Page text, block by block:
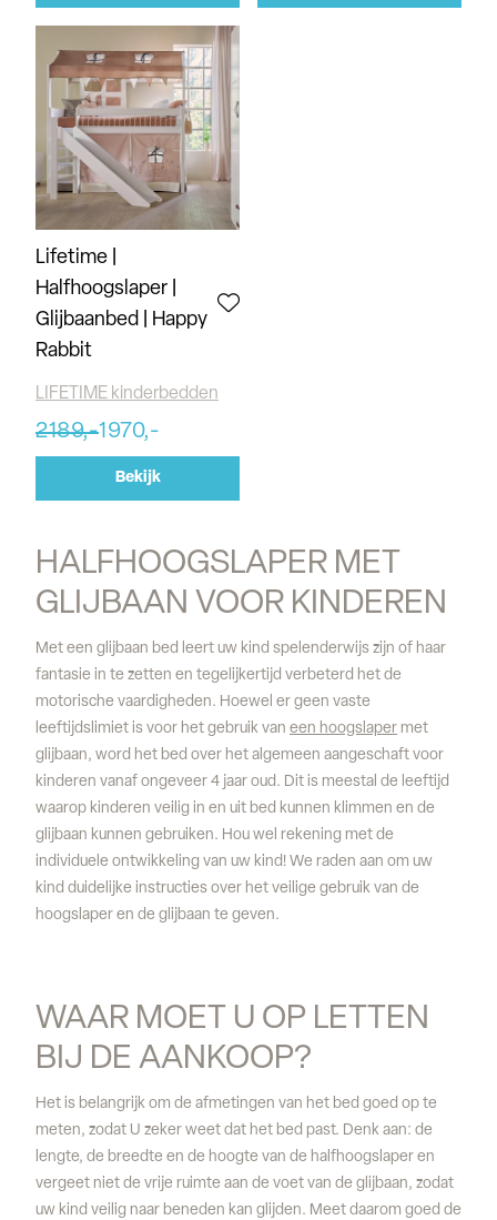
Lifetime |
Halfhoogslaper |
Glijbaanbed | Happy
Rabbit
LIFETIME kinderbedden
2189,-1970,-
Bekijk
HALFHOOGSLAPER MET
GLIJBAAN VOOR KINDEREN
Met een glijbaan bed leert uw kind spelenderwijs zijn of haar
fantasie in te zetten en tegelijkertijd verbeterd het de
motorische vaardigheden. Hoewel er geen vaste
leeftijdslimiet is voor het gebruik van een hoogslaper met
glijbaan, word het bed over het algemeen aangeschaft voor
kinderen vanaf ongeveer 4 jaar oud. Dit is meestal de leeftijd
waarop kinderen veilig in en uit bed kunnen klimmen en de
glijbaan kunnen gebruiken. Hou wel rekening met de
individuele ontwikkeling van uw kind! We raden aan om uw
kind duidelijke instructies over het veilige gebruik van de
hoogslaper en de glijbaan te geven.
WAAR MOET U OP LETTEN
BIJ DE AANKOOP?
Het is belangrijk om de afmetingen van het bed goed op te
meten, zodat U zeker weet dat het bed past. Denk aan: de
lengte, de breedte en de hoogte van de halfhoogslaper en
vergeet niet de vrije ruimte aan de voet van de glijbaan, zodat
uw kind veilig naar beneden kan glijden. Meet daarom goed de